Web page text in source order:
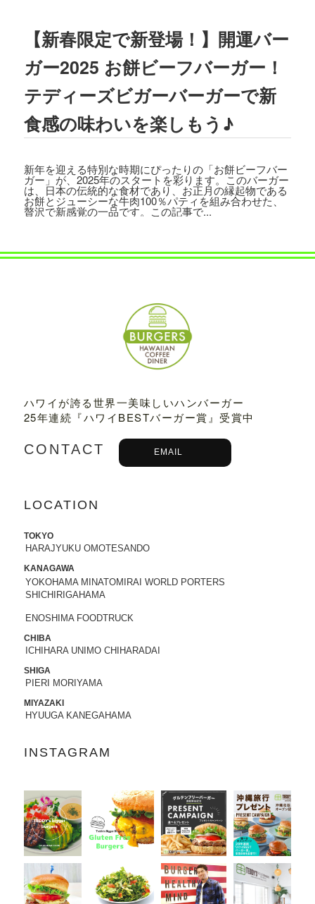
2023.08.02
TBSテレビ「ラヴィット!」
にて、TEDD
Y'S BIGGER BURGERS表参道店の「ギ
た。
2023.07.15
文藝春秋「CREA 2023年夏号」にて、TE
スターバーガー宅配セット」が紹介され
ました。
2023.07.07
参道店が紹介されました。
「VS魂」にて、
GER BURGERS表参道店の「ギガモンス
ターバーガー」が紹介されました。
DY'S BIGGER BURGERS表参道店が紹介
されました。
2022.09.21
主婦と生活社「
JUNON 2022年11月号
されました。
日之出出版「Fine 2022年10月号
テディーズビガーバーガー原宿表参道店
が紹介されました。
9/7から9/12まで、大丸札幌店＜アロ！ハ
URGERSが期間限定でOPENします。
2022.07.21
8/3から8/8まで、京都タカシマヤに、TED
DY'S BIGGER BURGERSが期間限定でO
2022.06.28
Y'S BIGGER BURGERSが期間限定でOP
ENします。
2022.06.09
6/10（金）より、
ユニクロ原宿店アニ
バーサリー企画
に、コラボTシャツ発売、
ハワイ抽選会への商品提供にて参加いた
します。詳しくはこちら
【新春限定で新登場！】開運バー
ガー2025 お餅ビーフバーガー！
テディーズビガーバーガーで新
食感の味わいを楽しもう♪
新年を迎える特別な時期にぴったりの「お餅ビーフバー
ガー」が、2025年のスタートを彩ります。このバーガー
は、日本の伝統的な食材であり、お正月の縁起物である
お餅とジューシーな牛肉100％パティを組み合わせた、
贅沢で新感覚の一品です。この記事で...
ハワイが誇る世界一美味しいハンバーガー
25年連続『ハワイBESTバーガー賞』受賞中
CONTACT EMAIL
LOCATION
TOKYO
HARAJYUKU OMOTESANDO
KANAGAWA
YOKOHAMA MINATOMIRAI WORLD PORTERS
SHICHIRIGAHAMA
ENOSHIMA FOODTRUCK
CHIBA
ICHIHARA UNIMO CHIHARADAI
SHIGA
PIERI MORIYAMA
MIYAZAKI
HYUUGA KANEGAHAMA
INSTAGRAM